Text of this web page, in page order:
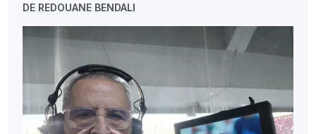
DE REDOUANE BENDALI